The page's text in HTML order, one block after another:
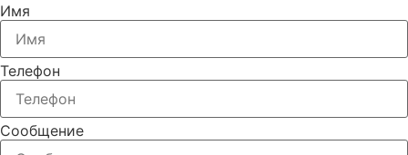
Имя
Телефон
Сообщение